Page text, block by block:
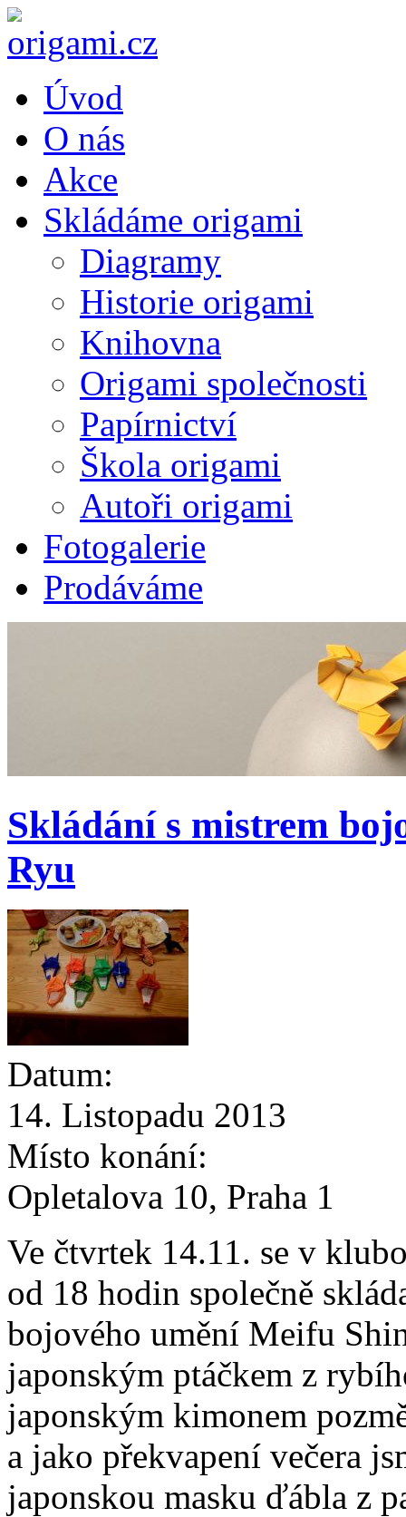
Úvod
O nás
Akce
Skládáme origami
Diagramy
Historie origami
Knihovna
Origami společnosti
Papírnictví
Škola origami
Autoři origami
Fotogalerie
Prodáváme
Skládání s mistrem
Ryu
Datum:
14. Listopadu 2013
Místo konání:
Opletalova 10, Praha 1
Ve čtvrtek 14.11. se v
od 18 hodin společně
bojového umění Meifu
japonským ptáčkem z
japonským kimonem
a jako překvapení večera
japonskou masku ďábla z